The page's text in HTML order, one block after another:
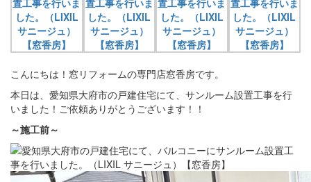
こんにちは！窓リフォームの専門店窓香房です。
本日は、愛知県大府市の戸建住宅にて、サンルーム設置工事を行
いました！ご依頼ありがとうございます！！
～施工前～